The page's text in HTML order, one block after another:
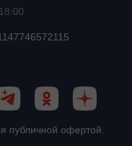
публичной офертой.